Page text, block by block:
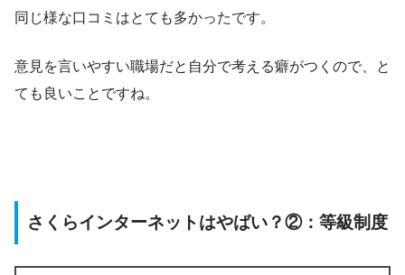
同じ様な口コミはとても多かったです。
意見を言いやすい職場だと自分で考える癖がつくので、と
ても良いことですね。
さくらインターネットはやばい？②：等級制度